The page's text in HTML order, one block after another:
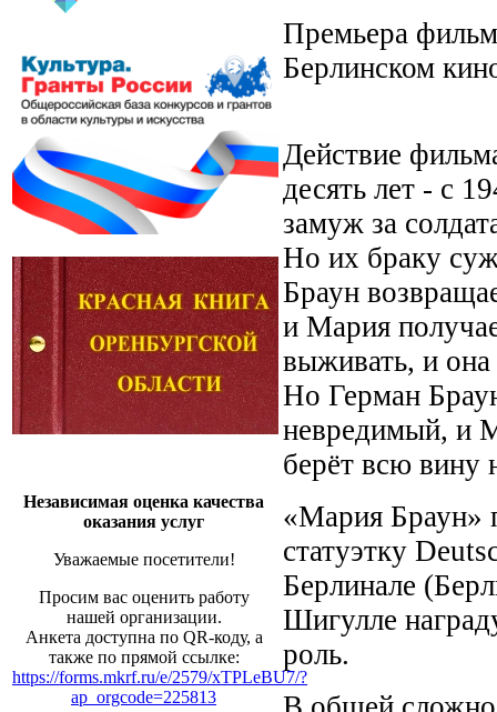
Независимая оценка качества
оказания услуг
Уважаемые посетители!
Просим вас оценить работу
нашей организации.
Анкета доступна по QR-коду, а
также по прямой ссылке:
https://forms.mkrf.ru/e/2579/xTPLeBU7/?
ap_orgcode=225813
Премьера
Берлинском
Действие
десять лет - с
замуж за
Но их браку
Браун
и Мария
выживать, и она
Но Герман
невредимый, и
берёт всю вину
«Мария Браун»
статуэтку
Берлинале
Шигулле
роль.